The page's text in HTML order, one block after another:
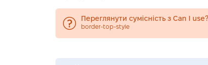
Переглянути сумісність з Can I use?
border-top-style